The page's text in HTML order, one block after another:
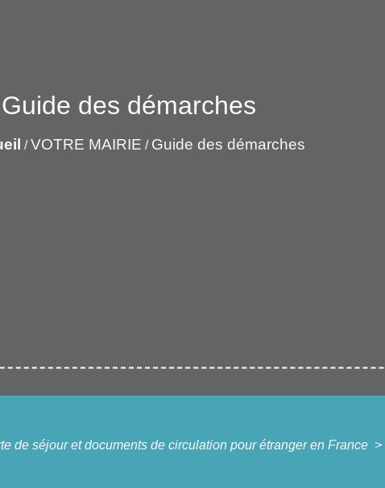
Guide des démarches
/VOTRE MAIRIE / Guide des démarches
de séjour et documents de circulation pour étranger en France >